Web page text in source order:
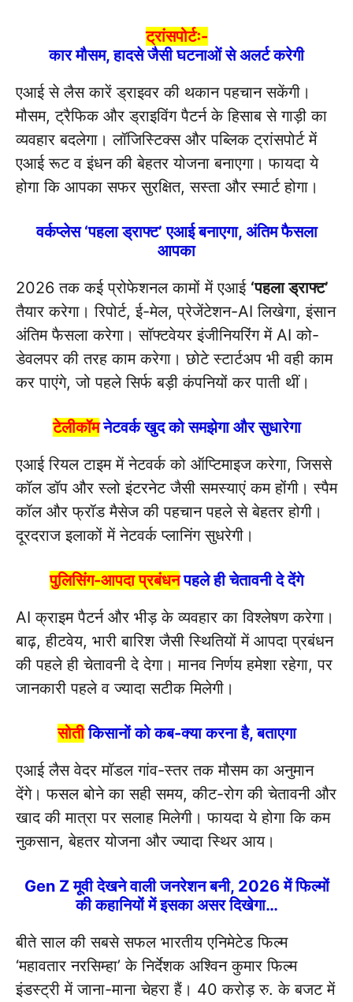
ट्रांसपोर्टः-
कार मौसम, हादसे जैसी घटनाओं से अलर्ट करेगी
एआई से लैस कारें ड्राइवर की थकान पहचान सकेंगी।
मौसम, ट्रैफिक और ड्राइविंग पैटर्न के हिसाब से गाड़ी का
व्यवहार बदलेगा। लॉजिस्टिक्स और पब्लिक ट्रांसपोर्ट में
एआई रूट व इंधन की बेहतर योजना बनाएगा। फायदा ये
होगा कि आपका सफर सुरक्षित, सस्ता और स्मार्ट होगा।
वर्कप्लेस ‘पहला ड्राफ्ट’ एआई बनाएगा, अंतिम फैसला
आपका
2026 तक कई प्रोफेशनल कामों में एआई ‘पहला ड्राफ्ट’
तैयार करेगा। रिपोर्ट, ई-मेल, प्रेजेंटेशन-AI लिखेगा, इंसान
अंतिम फैसला करेगा। सॉफ्टवेयर इंजीनियरिंग में AI को-
डेवलपर की तरह काम करेगा। छोटे स्टार्टअप भी वही काम
कर पाएंगे, जो पहले सिर्फ बड़ी कंपनियों कर पाती थीं।
टेलीकॉमनेटवर्क खुद को समझेगा और सुधारेगा
एआई रियल टाइम में नेटवर्क को ऑप्टिमाइज करेगा, जिससे
कॉल डॉप और स्लो इंटरनेट जैसी समस्याएं कम होंगी। स्पैम
कॉल और फ्रॉड मैसेज की पहचान पहले से बेहतर होगी।
दूरदराज इलाकों में नेटवर्क प्लानिंग सुधरेगी।
पुलिसिंग-आपदा प्रबंधनपहले ही चेतावनी दे देंगे
AI क्राइम पैटर्न और भीड़ के व्यवहार का विश्लेषण करेगा।
बाढ़, हीटवेय, भारी बारिश जैसी स्थितियों में आपदा प्रबंधन
की पहले ही चेतावनी दे देगा। मानव निर्णय हमेशा रहेगा, पर
जानकारी पहले व ज्यादा सटीक मिलेगी।
सोतीकिसानों को कब-क्या करना है, बताएगा
एआई लैस वेदर मॉडल गांव-स्तर तक मौसम का अनुमान
देंगे। फसल बोने का सही समय, कीट-रोग की चेतावनी और
खाद की मात्रा पर सलाह मिलेगी। फायदा ये होगा कि कम
नुकसान, बेहतर योजना और ज्यादा स्थिर आय।
Gen Z मूवी देखने वाली जनरेशन बनी, 2026 में फिल्मों
की कहानियों में इसका असर दिखेगा…
बीते साल की सबसे सफल भारतीय एनिमेटेड फिल्म
‘महावतार नरसिम्हा’ के निर्देशक अश्विन कुमार फिल्म
इंडस्ट्री में जाना-माना चेहरा हैं। 40 करोड़ रु. के बजट में